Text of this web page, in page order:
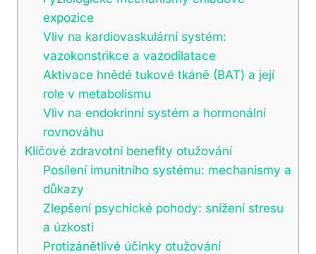
expozice
Vliv na kardiovaskulární systém:
vazokonstrikce a vazodilatace
Aktivace hnědé tukové tkáně (BAT) a její
role v metabolismu
Vliv na endokrinní systém a hormonální
rovnováhu
Klíčové zdravotní benefity otužování
Posílení imunitního systému: mechanismy a
důkazy
Zlepšení psychické pohody: snížení stresu
a úzkosti
Protizánětlivé účinky otužování